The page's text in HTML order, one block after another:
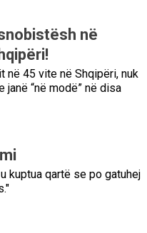
në
në 45 vite në Shqipëri, nuk
“në modë” në disa
kuptua qartë se po gatuhej